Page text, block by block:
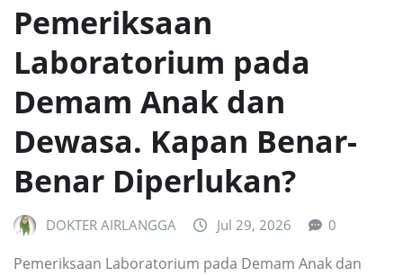
Pemeriksaan
Laboratorium pada
Demam Anak dan
Dewasa. Kapan Benar-
Benar Diperlukan?
DOKTER AIRLANGGA Jul 29, 2026 0
Pemeriksaan Laboratorium pada Demam Anak dan